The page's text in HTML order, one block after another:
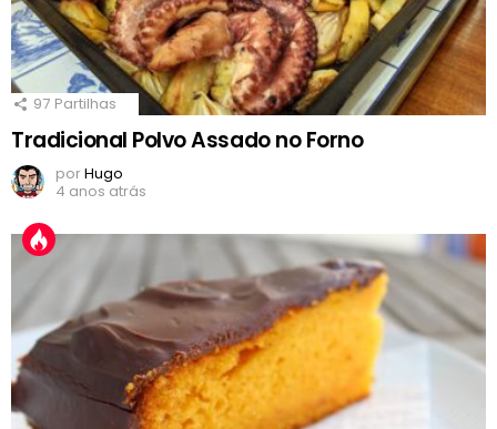
97 Partilhas
Tradicional Polvo Assado no Forno
porHugo
4 anos atrás